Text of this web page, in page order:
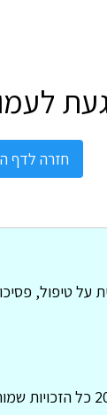
חזרה לדף
על טיפול,